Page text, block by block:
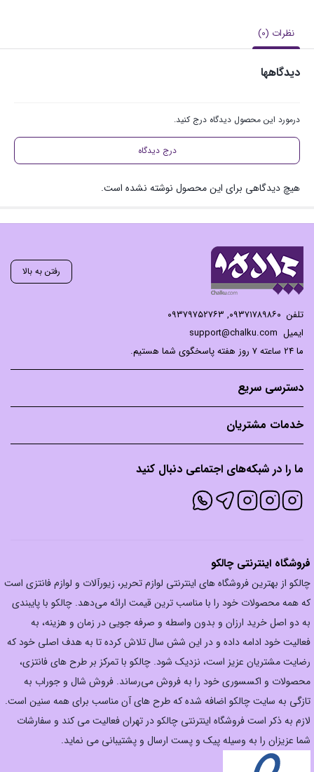
نظرات (0)
دیدگاهها
درمورد این محصول دیدگاه درج کنید.
درج دیدگاه
هیچ دیدگاهی برای این محصول نوشته نشده است.
رفتن به بالا
تلفن ۰۹۳۷۱۷۸۹۸۶۰, ۰۹۳۷۹۷۵۲۷۶۳
ایمیل support@chalku.com
ما 24 ساعته 7 روز هفته پاسخگوی شما هستیم.
دسترسی سریع
خدمات مشتریان
ما را در شبکه‌های اجتماعی دنبال کنید
فروشگاه اینترنتی چالکو
چالکو از بهترین فروشگاه های اینترنتی لوازم تحریر، زیورآلات و لوازم فانتزی است
که همه محصولات خود را با مناسب ترین قیمت ارائه می‌دهد. چالکو با پایبندی
به دو اصل خرید ارزان‌ و بدون واسطه و صرفه جویی در زمان و هزینه، به
فعالیت خود ادامه داده و در این شش سال تلاش کرده تا به هدف اصلی خود که
رضایت مشتریان عزیز است، نزدیک شود. چالکو با تمرکز بر طرح های فانتزی،
محصولات و اکسسوری خود را به فروش می‌رساند. فروش شال و جوراب به
تازگی به سایت چالکو اضافه شده که طرح های آن مناسب برای همه سنین است.
لازم به ذکر است فروشگاه اینترنتی چالکو در تهران فعالیت می کند و سفارشات
شما عزیزان را به وسیله پیک و پست ارسال و پشتیبانی می نماید.